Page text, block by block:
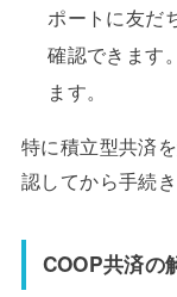
ポートに友だ
確認できます
ます。
特に積立型共済
認してから手続
COOP共済の